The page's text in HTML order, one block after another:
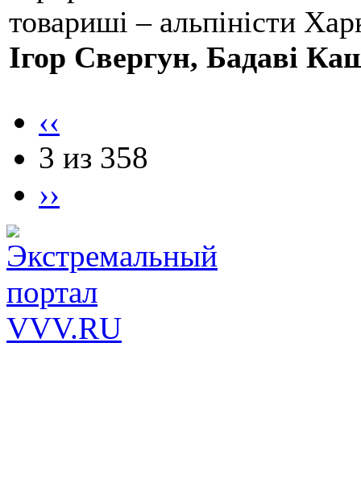
товариші – альпіністи
Ігор Свергун, Бадаві
‹‹
3 из 358
››